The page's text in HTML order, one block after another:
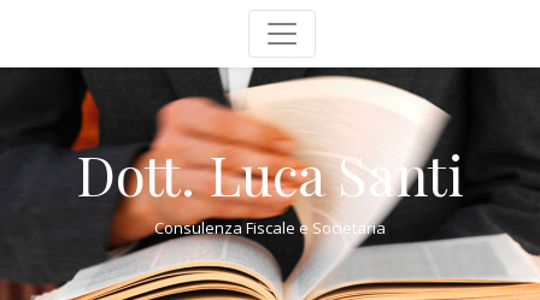
Dott. Luca Santi
Consulenza Fiscale e Societaria